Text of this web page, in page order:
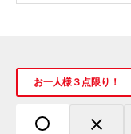
お一人様３点限り！